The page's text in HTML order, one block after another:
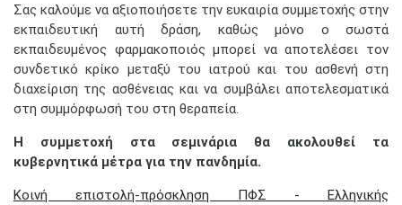
Σας καλούμε να αξιοποιήσετε την ευκαιρία συμμετοχής στην
εκπαιδευτική αυτή δράση, καθώς μόνο ο σωστά
εκπαιδευμένος φαρμακοποιός μπορεί να αποτελέσει τον
συνδετικό κρίκο μεταξύ του ιατρού και του ασθενή στη
διαχείριση της ασθένειας και να συμβάλει αποτελεσματικά
στη συμμόρφωσή του στη θεραπεία.
Η συμμετοχή στα σεμινάρια θα ακολουθεί τα
κυβερνητικά μέτρα για την πανδημία.
Κοινή επιστολή-πρόσκληση ΠΦΣ - Ελληνικής